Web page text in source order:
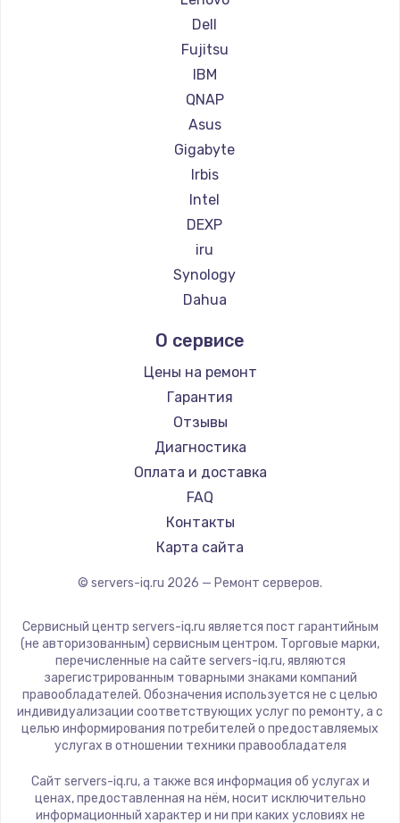
Заказать
1760 руб.
Заказать
Dell
Fujitsu
IBM
QNAP
Asus
Gigabyte
Irbis
Intel
DEXP
iru
Synology
Dahua
О сервисе
Цены на ремонт
Гарантия
Отзывы
Диагностика
Оплата и доставка
FAQ
Контакты
Карта сайта
© servers-iq.ru 2026 — Ремонт серверов.
Сервисный центр servers-iq.ru является пост гарантийным
(не авторизованным) сервисным центром. Торговые марки,
перечисленные на сайте servers-iq.ru, являются
зарегистрированным товарными знаками компаний
правообладателей. Обозначения используется не с целью
индивидуализации соответствующих услуг по ремонту, а с
целью информирования потребителей о предоставляемых
услугах в отношении техники правообладателя
Сайт servers-iq.ru, а также вся информация об услугах и
ценах, предоставленная на нём, носит исключительно
информационный характер и ни при каких условиях не